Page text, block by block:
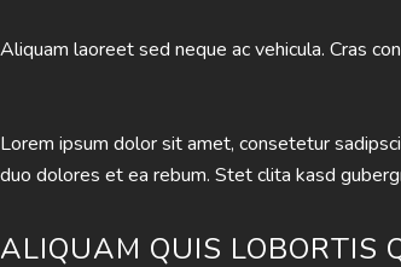
Aliquam laoreet sed neque ac vehicula. Cras
Lorem ipsum dolor sit amet, consetetur
duo dolores et ea rebum. Stet clita kasd
ALIQUAM QUIS LOBORTIS